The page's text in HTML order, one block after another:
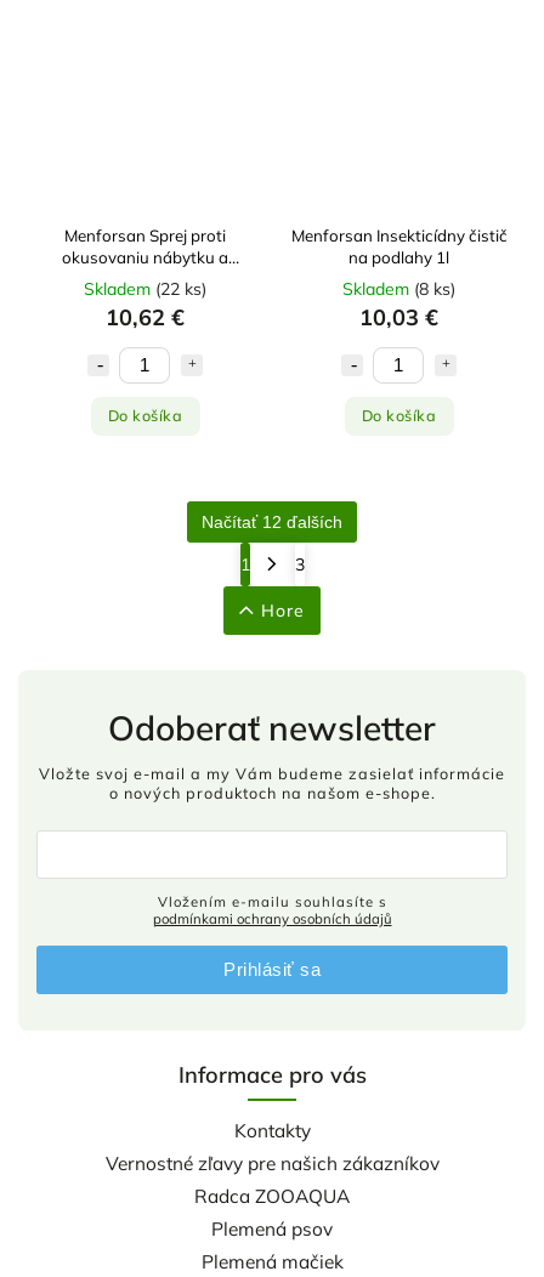
Menforsan Sprej proti
okusovaniu nábytku a
predmetov 125ml
Skladem (22 ks)
10,62 €
Do košíka
Menforsan Insekticídny čistič
na podlahy 1l
Skladem (8 ks)
10,03 €
Do košíka
Načítať 12 ďalších
1 3
Hore
Informace pro vás
Kontakty
Vernostné zľavy pre našich zákazníkov
Radca ZOOAQUA
Plemená psov
Plemená mačiek
Odoberať newsletter
Vložte svoj e-mail a my Vám budeme zasielať informácie
o nových produktoch na našom e-shope.
podmínkami ochrany osobních údajů
Prihlásiť sa